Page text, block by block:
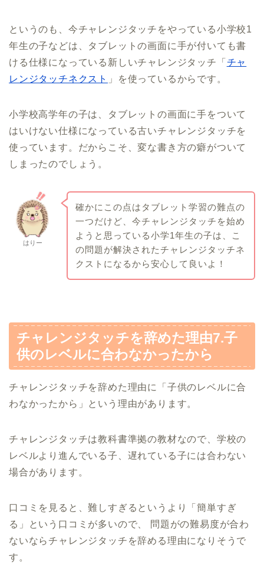
というのも、今チャレンジタッチをやっている小学校1
年生の子などは、タブレットの画面に手が付いても書
ける仕様になっている新しいチャレンジタッチ「 チャ
レンジタッチネクスト
」を使っているからです。
小学校高学年の子は、タブレットの画面に手をついて
はいけない仕様になっている古いチャレンジタッチを
使っています。だからこそ、変な書き方の癖がついて
しまったのでしょう。
はりー
確かにこの点はタブレット学習の難点の
一つだけど、今チャレンジタッチを始め
ようと思っている小学1年生の子は、こ
の問題が解決されたチャレンジタッチネ
クストになるから安心して良いよ！
チャレンジタッチを辞めた理由7.子
供のレベルに合わなかったから
チャレンジタッチを辞めた理由に「子供のレベルに合
わなかったから」という理由があります。
チャレンジタッチは教科書準拠の教材なので、学校の
レベルより進んでいる子、遅れている子には合わない
場合があります。
口コミを見ると、難しすぎるというより「簡単すぎ
る」という口コミが多いので、 問題がの難易度が合わ
ないならチャレンジタッチを辞める理由になりそうで
す。